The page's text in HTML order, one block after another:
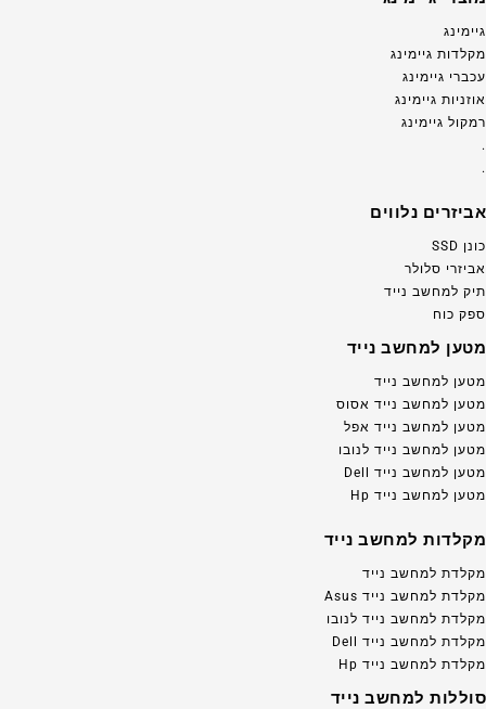
גיימינג
מקלדות גיימינג
עכברי גיימינג
אוזניות גיימינג
רמקול גיימינג
.
.
אביזרים נלווים
כונן SSD
אביזרי סלולר
תיק למחשב נייד
ספק כוח
מטען למחשב נייד
מטען למחשב נייד
מטען למחשב נייד אסוס
מטען למחשב נייד אפל
מטען למחשב נייד לנובו
מטען למחשב נייד Dell
מטען למחשב נייד Hp
מקלדות למחשב נייד
מקלדת למחשב נייד
מקלדת למחשב נייד Asus
מקלדת למחשב נייד לנובו
מקלדת למחשב נייד Dell
מקלדת למחשב נייד Hp
סוללות למחשב נייד